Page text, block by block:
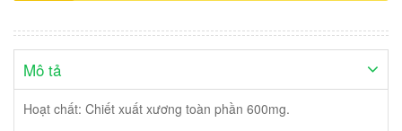
chương trình PEPFAR trong phòng chống HIV/AIDS ở Việt Nam?
Giá thuốc Avonza cập nhật năm 2024? Giá thuốc PEP đắt rẻ là
do đâu?
Mô tả
Hoạt chất: Chiết xuất xương toàn phần 600mg.